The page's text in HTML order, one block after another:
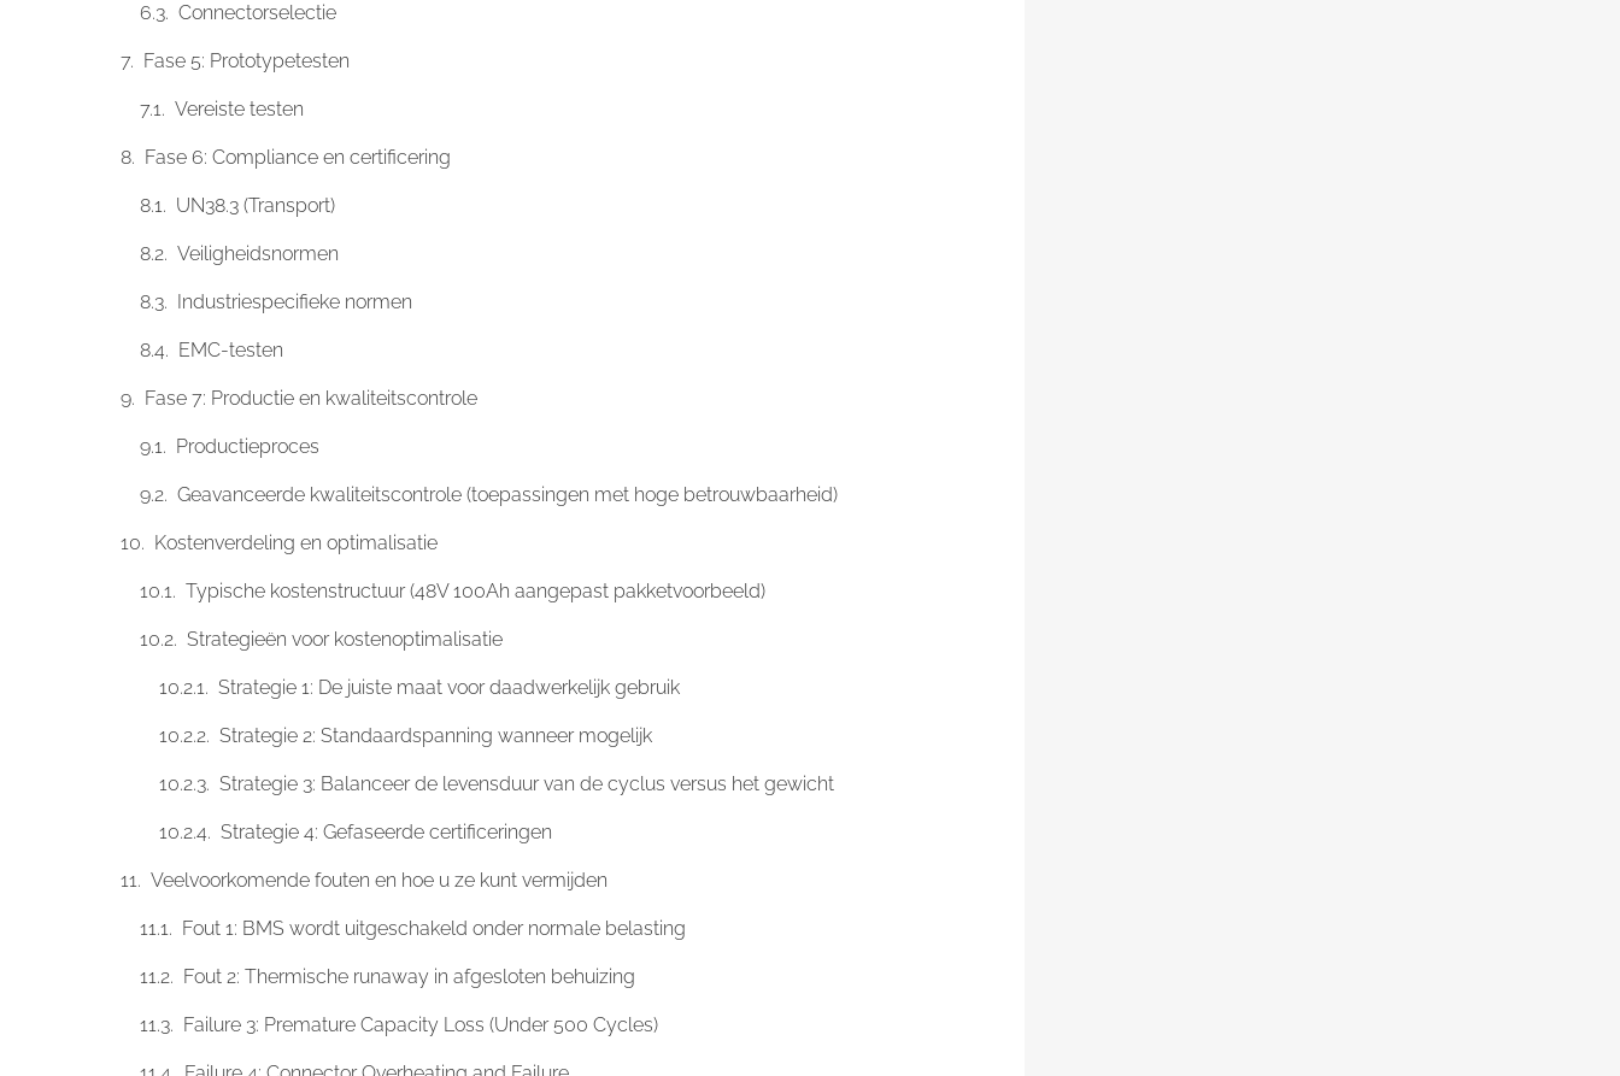
Connectorselectie
Fase 5: Prototypetesten
Vereiste testen
Fase 6: Compliance en certificering
UN38.3 (Transport)
Veiligheidsnormen
Industriespecifieke normen
EMC-testen
Fase 7: Productie en kwaliteitscontrole
Productieproces
Geavanceerde kwaliteitscontrole (toepassingen met hoge betrouwbaarheid)
Kostenverdeling en optimalisatie
Typische kostenstructuur (48V 100Ah aangepast pakketvoorbeeld)
Strategieën voor kostenoptimalisatie
Strategie 1: De juiste maat voor daadwerkelijk gebruik
Strategie 2: Standaardspanning wanneer mogelijk
Strategie 3: Balanceer de levensduur van de cyclus versus het gewicht
Strategie 4: Gefaseerde certificeringen
Veelvoorkomende fouten en hoe u ze kunt vermijden
Fout 1: BMS wordt uitgeschakeld onder normale belasting
Fout 2: Thermische runaway in afgesloten behuizing
Failure 3: Premature Capacity Loss (Under 500 Cycles)